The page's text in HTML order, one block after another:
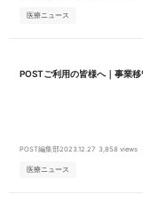
医療ニュース
POSTご利用の皆様へ｜事業
POST編集部2023.12.27 3,858 views
医療ニュース